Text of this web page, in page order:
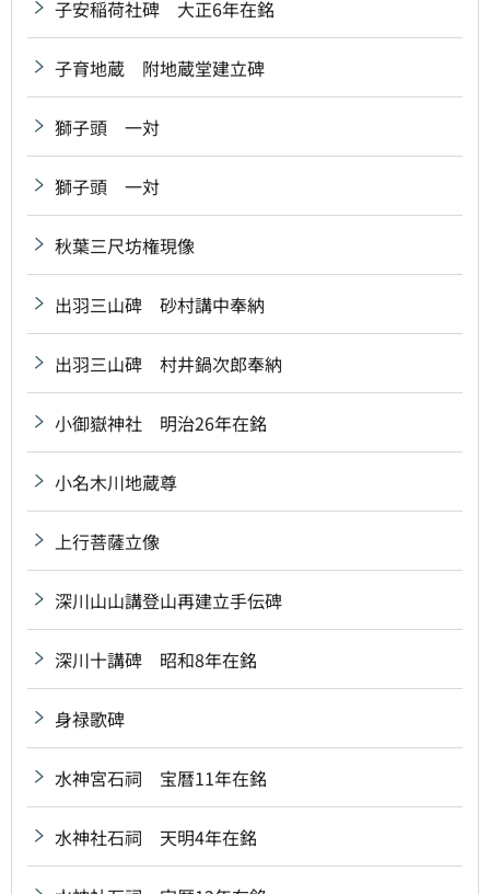
子安稲荷社碑 大正6年在銘
子育地蔵 附地蔵堂建立碑
獅子頭 一対
獅子頭 一対
秋葉三尺坊権現像
出羽三山碑 砂村講中奉納
出羽三山碑 村井鍋次郎奉納
小御嶽神社 明治26年在銘
小名木川地蔵尊
上行菩薩立像
深川山山講登山再建立手伝碑
深川十講碑 昭和8年在銘
身禄歌碑
水神宮石祠 宝暦11年在銘
水神社石祠 天明4年在銘